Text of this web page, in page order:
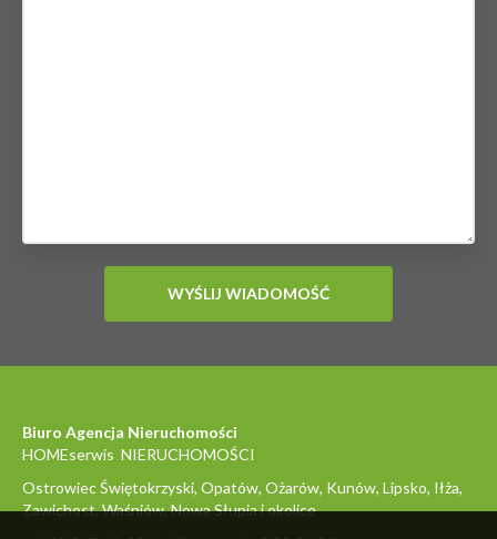
Biuro Agencja Nieruchomości
HOMEserwis NIERUCHOMOŚCI
Ostrowiec Świętokrzyski, Opatów, Ożarów, Kunów, Lipsko, Iłża,
Zawichost, Waśniów, Nowa Słupia i okolice